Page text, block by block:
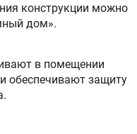
конструкции можно
дом».
в помещении
обеспечивают защиту